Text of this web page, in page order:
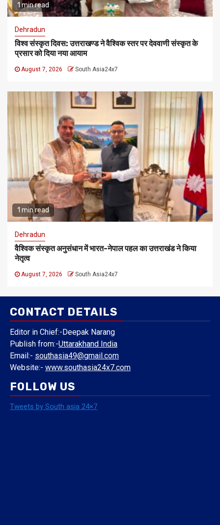
1 min read
Dehradun
विश्व संस्कृत दिवस: उत्तराखण्ड ने वैश्विक स्तर पर देववाणी संस्कृत के
प्रसार को दिया नया आयाम
August 7, 2026 South Asia24x7
1 min read
Dehradun
वैश्विक संस्कृत अनुसंधान में भारत-नेपाल पहल का उत्तराखंड ने किया
नेतृत्व
August 7, 2026 South Asia24x7
CONTACT DETAILS
Editor in Chief:-Deepak Narang
Publish from:-Uttarakhand India
Email:- southasia49@gmail.com
Website:- www.southasia24x7.com
FOLLOW US
Tweets by South asia 24×7